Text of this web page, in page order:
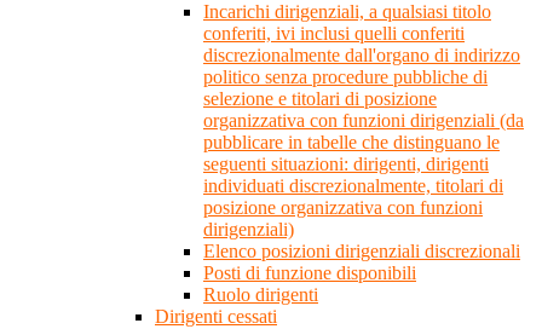
Incarichi dirigenziali, a qualsiasi titolo
conferiti, ivi inclusi quelli conferiti
discrezionalmente dall'organo di indirizzo
politico senza procedure pubbliche di
selezione e titolari di posizione
organizzativa con funzioni dirigenziali (da
pubblicare in tabelle che distinguano le
seguenti situazioni: dirigenti, dirigenti
individuati discrezionalmente, titolari di
posizione organizzativa con funzioni
dirigenziali)
Elenco posizioni dirigenziali discrezionali
Posti di funzione disponibili
Ruolo dirigenti
Dirigenti cessati